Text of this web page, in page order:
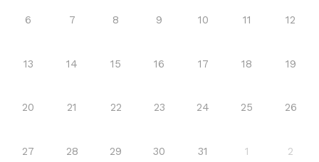
6 7 8 9 10 11 12
13 14 15 16 17 18 19
20 21 22 23 24 25 26
27 28 29 30 31 1 2